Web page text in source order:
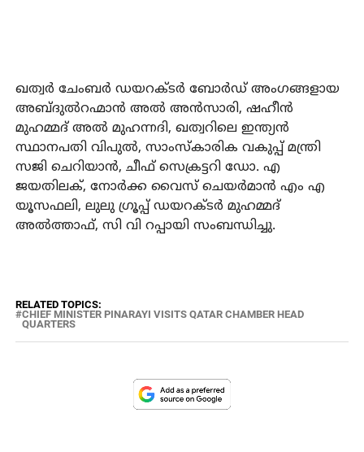
ഖത്വര്‍ ചേംബര്‍ ഡയറക്ടര്‍ ബോര്‍ഡ് അംഗങ്ങളായ
അബ്ദുല്‍റഹ്മാന്‍ അല്‍ അന്‍സാരി, ഷഹീന്‍
മുഹമ്മദ് അല്‍ മുഹന്നദി, ഖത്വറിലെ ഇന്ത്യന്‍
സ്ഥാനപതി വിപുല്‍, സാംസ്‌കാരിക വകുപ്പ് മന്ത്രി
സജി ചെറിയാന്‍, ചീഫ് സെക്രട്ടറി ഡോ. എ
ജയതിലക്, നോര്‍ക്ക വൈസ് ചെയര്‍മാന്‍ എം എ
യൂസഫലി, ലുലു ഗ്രൂപ്പ് ഡയറക്ടര്‍ മുഹമ്മദ്
അല്‍ത്താഫ്, സി വി റപ്പായി സംബന്ധിച്ചു.
RELATED TOPICS:
CHIEF MINISTER PINARAYI VISITS QATAR CHAMBER HEAD
QUARTERS